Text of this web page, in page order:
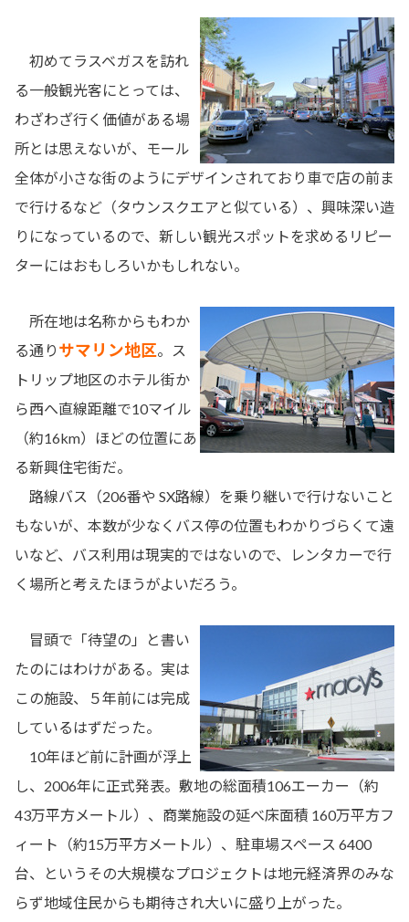
初めてラスベガスを訪れ
る一般観光客にとっては、
わざわざ行く価値がある場
所とは思えないが、モール
全体が小さな街のようにデザインされており車で店の前ま
で行けるなど（タウンスクエアと似ている）、興味深い造
りになっているので、新しい観光スポットを求めるリピー
ターにはおもしろいかもしれない。
所在地は名称からもわか
る通り サマリン地区。ス
トリップ地区のホテル街か
ら西へ直線距離で10マイル
（約16km）ほどの位置にあ
る新興住宅街だ。
路線バス（206番や SX路線）を乗り継いで行けないこと
もないが、本数が少なくバス停の位置もわかりづらくて遠
いなど、バス利用は現実的ではないので、レンタカーで行
く場所と考えたほうがよいだろう。
冒頭で「待望の」と書い
たのにはわけがある。実は
この施設、５年前には完成
しているはずだった。
10年ほど前に計画が浮上
し、2006年に正式発表。敷地の総面積106エーカー（約
43万平方メートル）、商業施設の延べ床面積 160万平方フ
ィート（約15万平方メートル）、駐車場スペース 6400
台、というその大規模なプロジェクトは地元経済界のみな
らず地域住民からも期待され大いに盛り上がった。